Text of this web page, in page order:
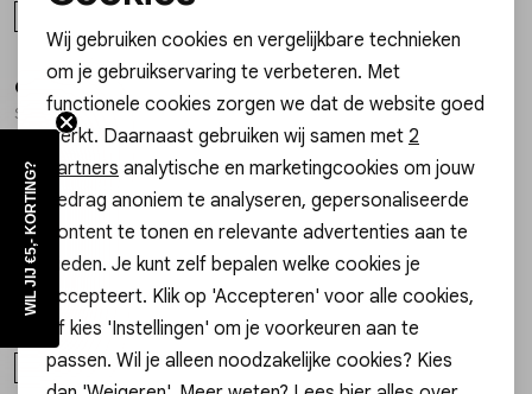
Gossip the Label
SZ14437 BANGLE SMALL BLOEM EN STRASS
ONE SIZE
17,99
Gossip the Label
SZ999-03 BANGLE CROSS
ONE SIZE
1 /2
Gossip
JE14946 ARMBAND LUCKY
17,99
ONE SIZE
Noodzakelijke cookies
Personalisatie cookies
Analytische cookies
Marketing cookies
Wij gebruiken cookies en vergelijkbare technieken
om je gebruikservaring te verbeteren. Met
functionele cookies zorgen we dat de website goed
werkt. Daarnaast gebruiken wij samen met 2
partners analytische en marketingcookies om jouw
gedrag anoniem te analyseren, gepersonaliseerde
content te tonen en relevante advertenties aan te
bieden. Je kunt zelf bepalen welke cookies je
accepteert. Klik op 'Accepteren' voor alle cookies,
of kies 'Instellingen' om je voorkeuren aan te
passen. Wil je alleen noodzakelijke cookies? Kies
WIL JIJ €5,- KORTING?